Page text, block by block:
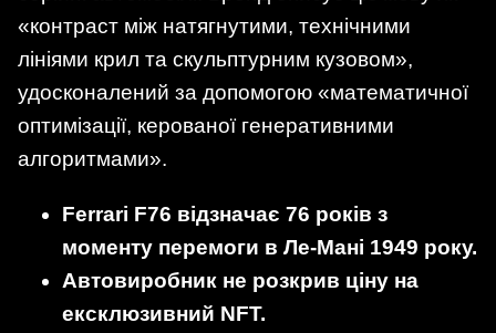
«контраст між натягнутими, технічними
лініями крил та скульптурним кузовом»,
удосконалений за допомогою «математичної
оптимізації, керованої генеративними
алгоритмами».
Ferrari F76 відзначає 76 років з
моменту перемоги в Ле-Мані 1949 року.
Автовиробник не розкрив ціну на
ексклюзивний NFT.